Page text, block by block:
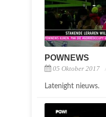
POWNEWS
05 Oktober 2017
Latenight nieuws.